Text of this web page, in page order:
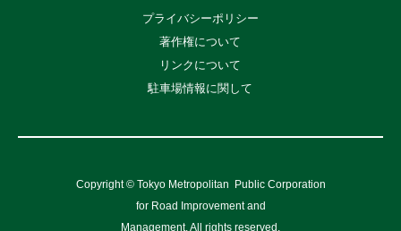
プライバシーポリシー
著作権について
リンクについて
駐車場情報に関して
Copyright © Tokyo Metropolitan
Public Corporation
for Road Improvement and
Management, All rights reserved.